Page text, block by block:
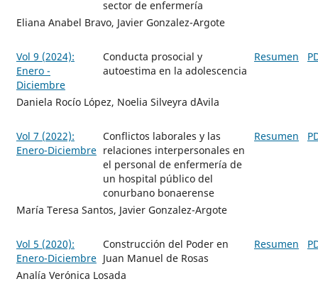
sector de enfermería
Eliana Anabel Bravo, Javier Gonzalez-Argote
Vol 9 (2024):
Enero -
Diciembre
Conducta prosocial y
autoestima en la adolescencia
Resumen
Daniela Rocío López, Noelia Silveyra d´Avila
Vol 7 (2022):
Enero-Diciembre
Conflictos laborales y las
relaciones interpersonales en
el personal de enfermería de
un hospital público del
conurbano bonaerense
Resumen
María Teresa Santos, Javier Gonzalez-Argote
Vol 5 (2020):
Enero-Diciembre
Construcción del Poder en
Juan Manuel de Rosas
Resumen
Analía Verónica Losada